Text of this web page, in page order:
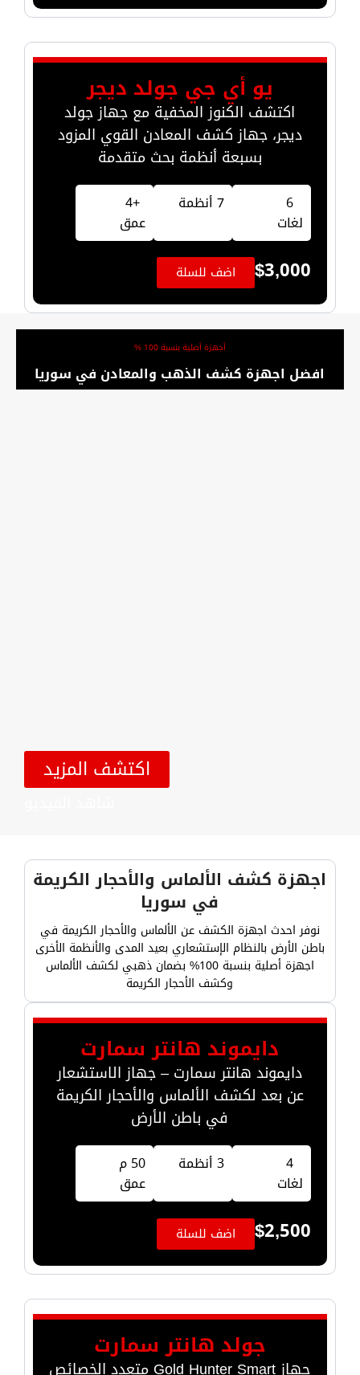
يو أي جي جولد ديجر
اكتشف الكنوز المخفية مع جهاز جولد
ديجر، جهاز كشف المعادن القوي المزود
بسبعة أنظمة بحث متقدمة
6
لغات
7 أنظمة
+4
عمق
$3,000 اضف للسلة
أجهزة أصلية بنسبة 100 %
افضل اجهزة كشف الذهب والمعادن في سوريا
اكتشف المزيد
اجهزة كشف الألماس والأحجار الكريمة
في سوريا
نوفر احدث اجهزة الكشف عن الألماس والأحجار الكريمة في
باطن الأرض بالنظام الإستشعاري بعيد المدى والأنظمة الأخرى
اجهزة أصلية بنسبة 100% بضمان ذهبي لكشف الألماس
وكشف الأحجار الكريمة
دايموند هانتر سمارت
دايموند هانتر سمارت – جهاز الاستشعار
عن بعد لكشف الألماس والأحجار الكريمة
في باطن الأرض
4
لغات
3 أنظمة
50 م
عمق
$2,500 اضف للسلة
جولد هانتر سمارت
جهاز Gold Hunter Smart متعدد الخصائص